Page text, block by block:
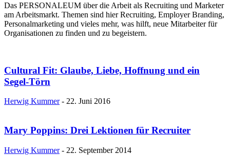
Das PERSONALEUM über die Arbeit als Recruiting und Marketer
am Arbeitsmarkt. Themen sind hier Recruiting, Employer Branding,
Personalmarketing und vieles mehr, was hilft, neue Mitarbeiter für
Organisationen zu finden und zu begeistern.
Cultural Fit: Glaube, Liebe, Hoffnung und ein
Segel-Törn
Herwig Kummer - 22. Juni 2016
Mary Poppins: Drei Lektionen für Recruiter
Herwig Kummer - 22. September 2014